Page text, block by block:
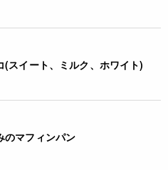
(スイート、ミルク、ホワイト)
のマフィンパン